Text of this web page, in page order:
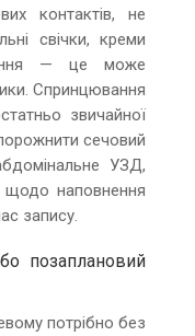
контактів, не
свічки, креми
— це може
Спринцювання
звичайної
сечовий
УЗД,
щодо наповнення
запису.
позаплановий
потрібно без